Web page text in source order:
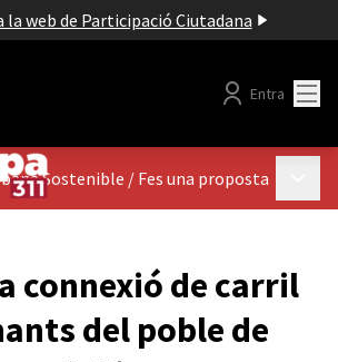
la web de Participació Ciutadana
Entra
Sostenible / Fes una proposta
connexió de carril
del poble de